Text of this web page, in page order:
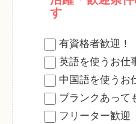
す
有資格者歓迎！
英語を使うお仕
中国語を使うお
ブランクあって
フリーター歓迎